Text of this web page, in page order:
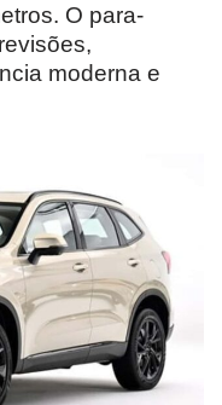
O para-
moderna e